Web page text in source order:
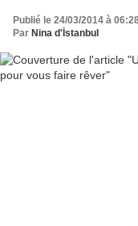
Publié le 24/03/2014 à
Par Nina d'İstanbul